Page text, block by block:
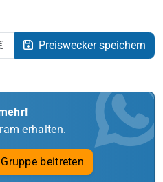
Preiswecker speichern
erhalten.
beitreten